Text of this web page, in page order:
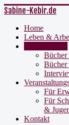
Sabine-Kebir.de
Home
Leben &
Bücher
Bücher
Für
Für
&
Kontakt